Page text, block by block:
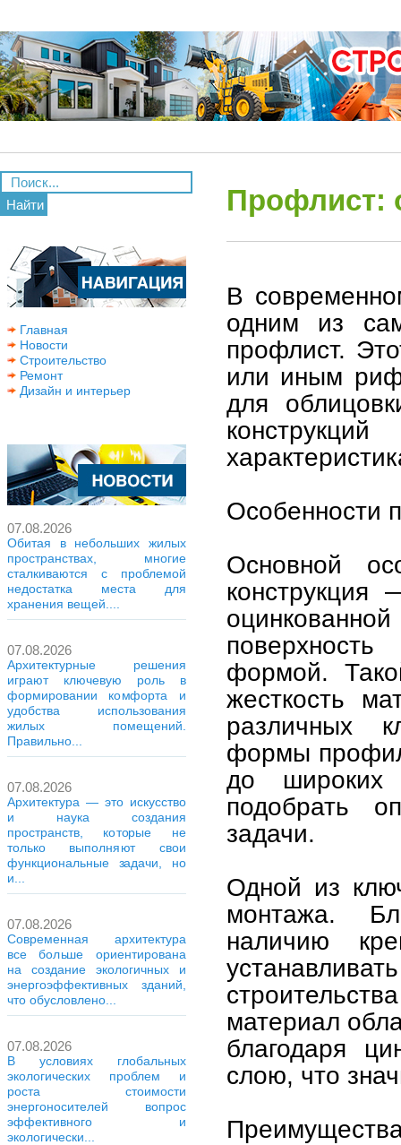
Найти
Главная
Новости
Строительство
Ремонт
Дизайн и интерьер
07.08.2026
Обитая в небольших жилых
пространствах, многие
сталкиваются с проблемой
недостатка места для
хранения вещей....
07.08.2026
Архитектурные решения
играют ключевую роль в
формировании комфорта и
удобства использования
жилых помещений.
Правильно...
07.08.2026
Архитектура — это искусство
и наука создания
пространств, которые не
только выполняют свои
функциональные задачи, но
и...
07.08.2026
Современная архитектура
все больше ориентирована
на создание экологичных и
энергоэффективных зданий,
что обусловлено...
07.08.2026
В условиях глобальных
экологических проблем и
роста стоимости
энергоносителей вопрос
эффективного и
экологически...
Профлист:
В
одним из
профлист.
или иным
для
Особенности
Основной
формой.
жесткость
различных
формы
до широких
подобрать
задачи.
Одной из
монтажа.
наличию
материал
благодаря
слою, что